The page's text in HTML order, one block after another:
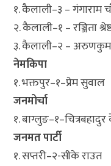
१. कैलाली–३ – गंगाराम
२. कैलाली–१ – रञ्जिता
३. कैलाली–२ –
नेमकिपा
१. भक्तपुर–१–प्रेम सुवाल
जनमोर्चा
१.
जनमत पार्टी
१. सप्तरी–२-सीके राउत